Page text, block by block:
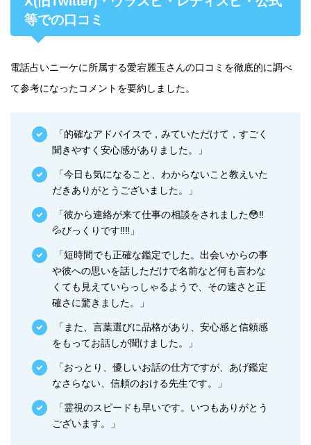
等での口コミ
電話占いニーケに所属する愛宕麗玉さんの口コミを徹底的に調べ
て参考になったコメントを要約しました。
「的確なアドバイスで，みていただけて，すごく
聞きやすく安心感がありました。」
「今日も気になること、わからないこと教えいた
だきありがとうございました。」
「彼から連絡が来て仕事の相談をされました😳‼️
💦びっくりです‼️‼️」
「短時間でも正確な鑑定でした。出会いからの事
や彼への思いを話しただけで名前など何も言わな
くても見えていらっしゃるようで、その速さと正
確さに驚きました。」
「また、言葉選びに品格があり、安心感と信頼感
をもってお話しが聞けました。」
「おっとり、優しいお話の仕方ですが、あげ鑑定
なさらない、信頼のおける先生です。」
「霊視のスピードも早いです。いつもありがとう
ございます。」